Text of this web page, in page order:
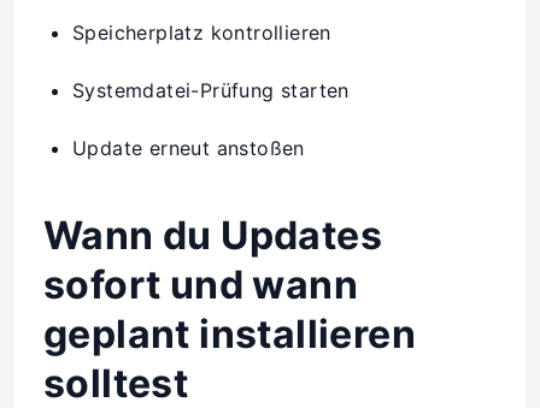
Speicherplatz kontrollieren
Systemdatei-Prüfung starten
Update erneut anstoßen
Wann du Updates
sofort und wann
geplant installieren
solltest